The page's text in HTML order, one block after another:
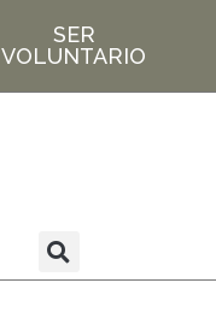
SER
VOLUNTARIO